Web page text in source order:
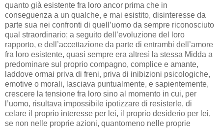
quanto già esistente fra loro ancor prima che in
conseguenza a un qualche, e mai esistito, disinteresse da
parte sua nei confronti di quell’uomo da sempre riconosciuto
qual straordinario; a seguito dell’evoluzione del loro
rapporto, e dell’accettazione da parte di entrambi dell’amore
fra loro esistente, quasi sempre era altresì la stessa Midda a
predominare sul proprio compagno, complice e amante,
laddove ormai priva di freni, priva di inibizioni psicologiche,
emotive o morali, lasciava puntualmente, e sapientemente,
crescere la tensione fra loro sino al momento in cui, per
l’uomo, risultava impossibile ipotizzare di resisterle, di
celare il proprio interesse per lei, il proprio desiderio per lei,
se non nelle proprie azioni, quantomeno nelle proprie